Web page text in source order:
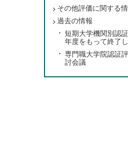
その他評価に関する
過去の情報
短期大学機関別認
年度をもって終了し
専門職大学院認証
討会議